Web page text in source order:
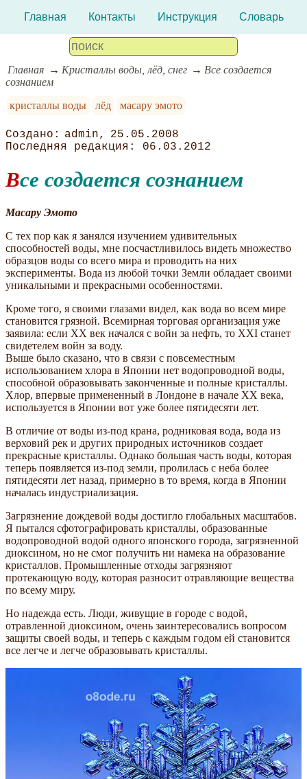
Главная Контакты Инструкция Словарь
Главная Кристаллы воды, лёд, снег
Все создается
сознанием
кристаллы воды
лёд масару эмото
admin
25.05.2008
06.03.2012
Все создается сознанием
Масару Эмото
С тех пор как я занялся изучением удивительных
способностей воды, мне посчастливилось видеть множество
образцов воды со всего мира и проводить на них
эксперименты. Вода из любой точки Земли обладает своими
уникальными и прекрасными особенностями.
Кроме того, я своими глазами видел, как вода во всем мире
становится грязной. Всемирная торговая организация уже
заявила: если XX век начался с войн за нефть, то XXI станет
свидетелем войн за воду.
Выше было сказано, что в связи с повсеместным
использованием хлора в Японии нет водопроводной воды,
способной образовывать законченные и полные кристаллы.
Хлор, впервые примененный в Лондоне в начале XX века,
используется в Японии вот уже более пятидесяти лет.
В отличие от воды из-под крана, родниковая вода, вода из
верховий рек и других природных источников создает
прекрасные кристаллы. Однако большая часть воды, которая
теперь появляется из-под земли, пролилась с неба более
пятидесяти лет назад, примерно в то время, когда в Японии
началась индустриализация.
Загрязнение дождевой воды достигло глобальных масштабов.
Я пытался сфотографировать кристаллы, образованные
водопроводной водой одного японского города, загрязненной
диоксином, но не смог получить ни намека на образование
кристаллов. Промышленные отходы загрязняют
протекающую воду, которая разносит отравляющие вещества
по всему миру.
Но надежда есть. Люди, живущие в городе с водой,
отравленной диоксином, очень заинтересовались вопросом
защиты своей воды, и теперь с каждым годом ей становится
все легче и легче образовывать кристаллы.